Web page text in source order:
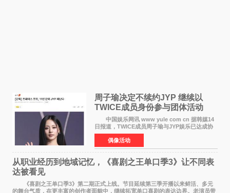
周子瑜决定不续约JYP 继续以
TWICE成员身份参与团体活动
中国娱乐网讯 www yule com cn 据韩媒14
日报道，TWICE成员周子瑜与JYP娱乐已达成协
议，不再续签个人专属合约，但她将继续参与
TWICE的完整团体活动。 周子瑜于2015年通
过生存节目《SIXTE
偶像活动
从职业经历到地域记忆，《喜剧之王单口季3》让不同表
达被看见
《喜剧之王单口季3》第二期正式上线。节目延续第三季开播以来鲜活、多元
的舞台气质，在更丰富的创作者面貌中，继续拓宽单口喜剧的表达边界。老演员带